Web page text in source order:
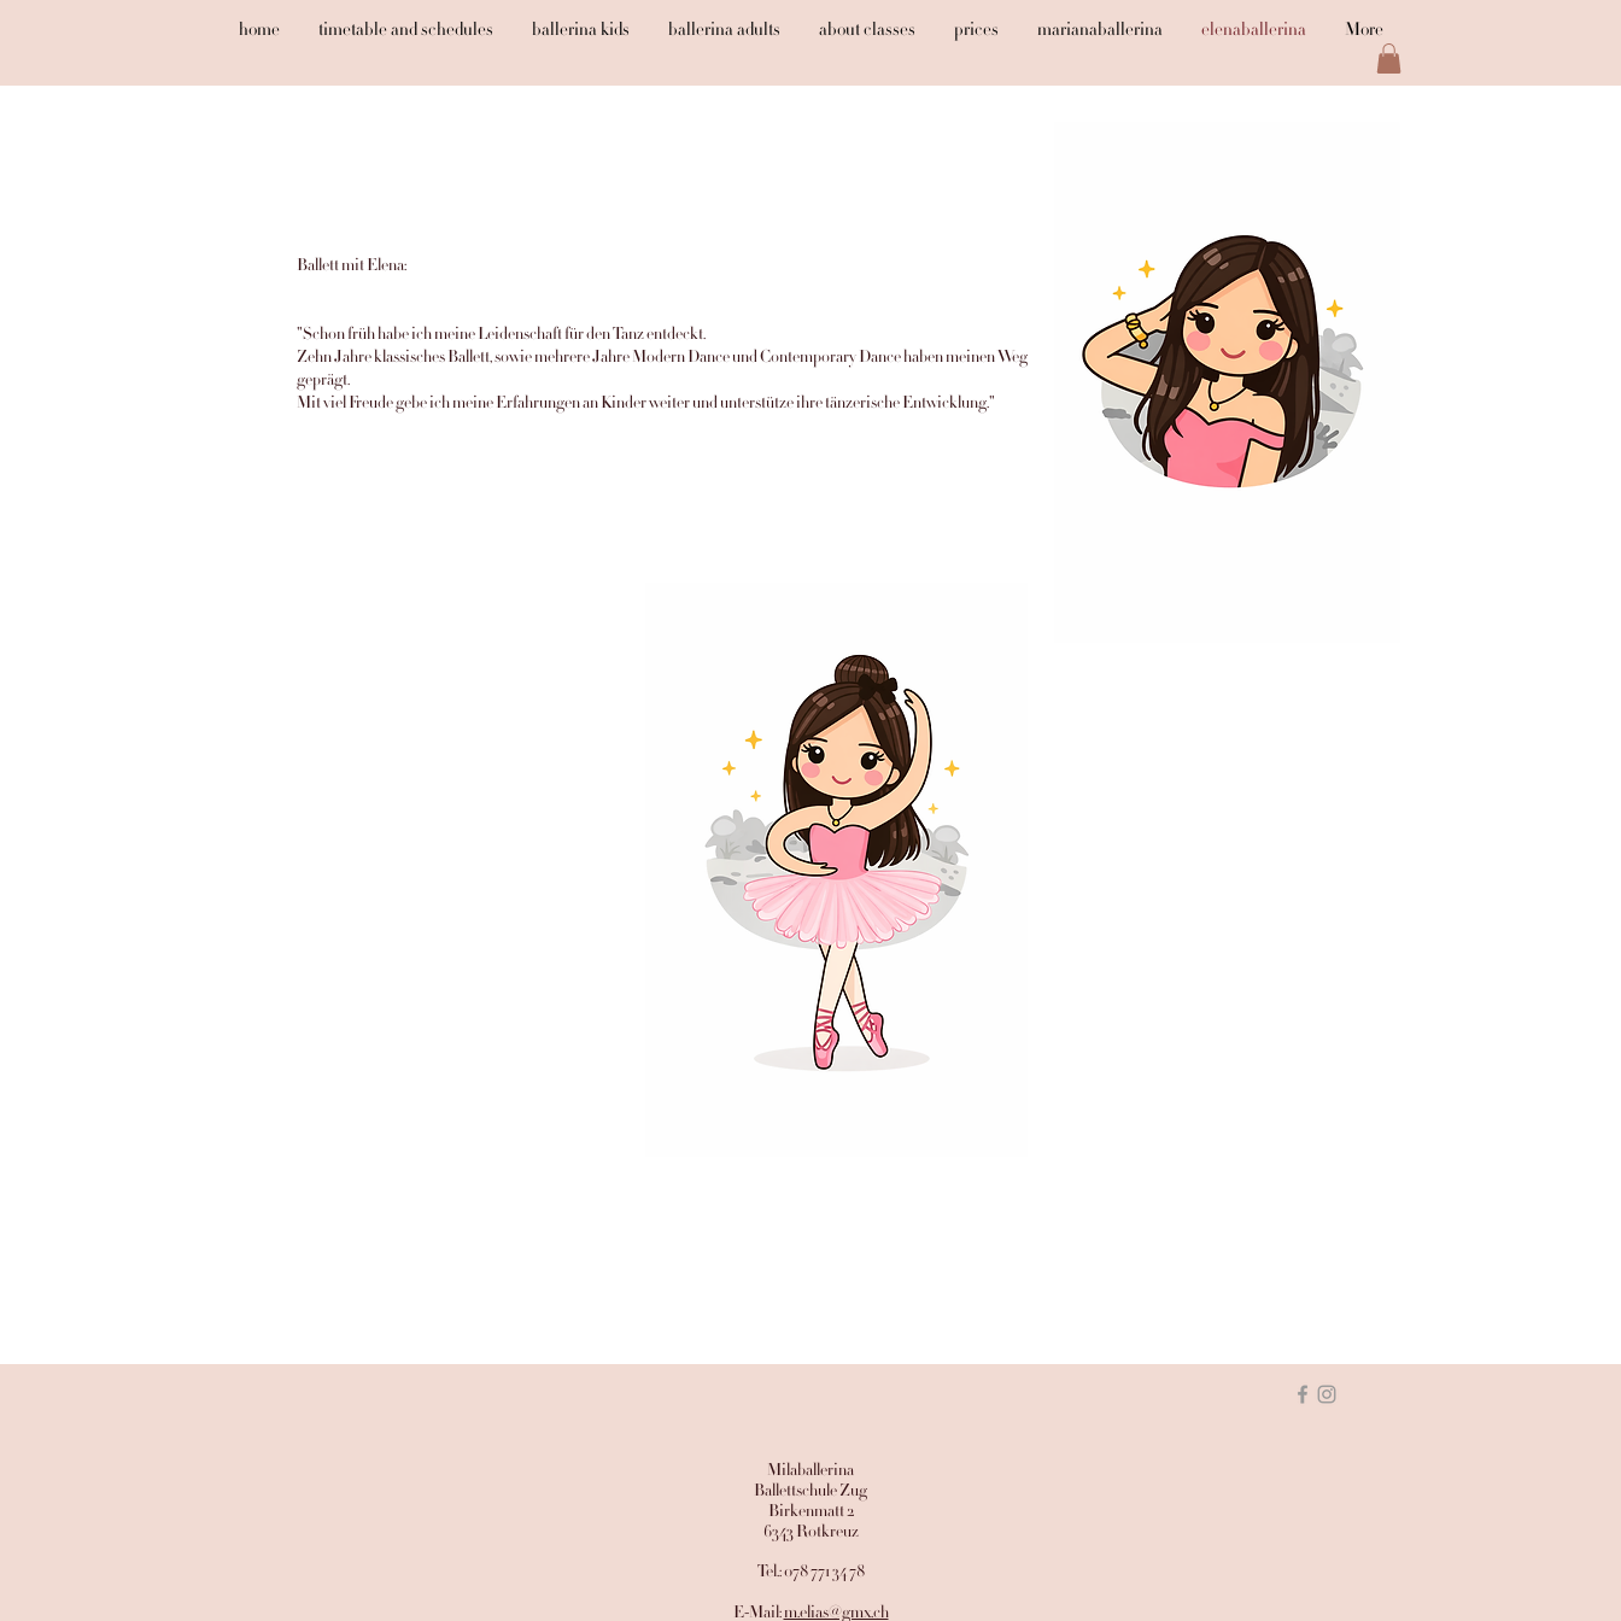
home timetable and schedules ballerina kids ballerina adults about classes prices marianaballerina elenaballerina More
Ballett mit Elena:
"Schon früh habe ich meine Leidenschaft für den Tanz entdeckt.
Zehn Jahre klassisches Ballett, sowie mehrere Jahre Modern Dance und Contemporary Dance haben meinen Weg
geprägt.
Mit viel Freude gebe ich meine Erfahrungen an Kinder weiter und unterstütze ihre tänzerische Entwicklung."
Milaballerina
Ballettschule Zug
Birkenmatt 2
6343 Rotkreuz
​Tel.: 078 771 34 78
E-Mail: m.elias@gmx.ch